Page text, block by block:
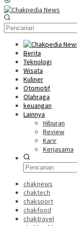
Berita
Teknologi
Wisata
Kuliner
Otomotif
Olahraga
keuangan
Lainnya
Hiburan
Review
Karir
Kerjasama
chaknews
chaktech
chaksport
chakfood
chaktravel